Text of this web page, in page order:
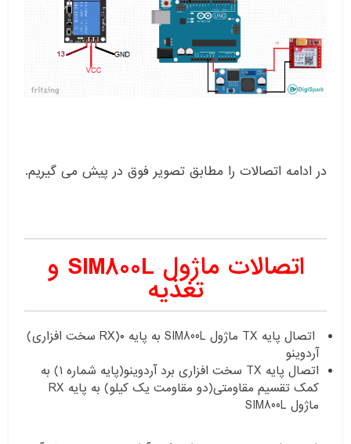
در ادامه اتصالات را مطابق تصویر فوق در پیش می گیریم.
اتصالات ماژول SIM800L و
تغذیه
اتصال پایه TX ماژول SIM800L به پایه ۰(RX سخت افزاری)
آردوینو
اتصال پایه TX سخت افزاری برد آردوینو(پایه شماره ۱) به
کمک تقسیم مقاومتی(دو مقاومت یک کیلو) به پایه RX
ماژول SIM800L